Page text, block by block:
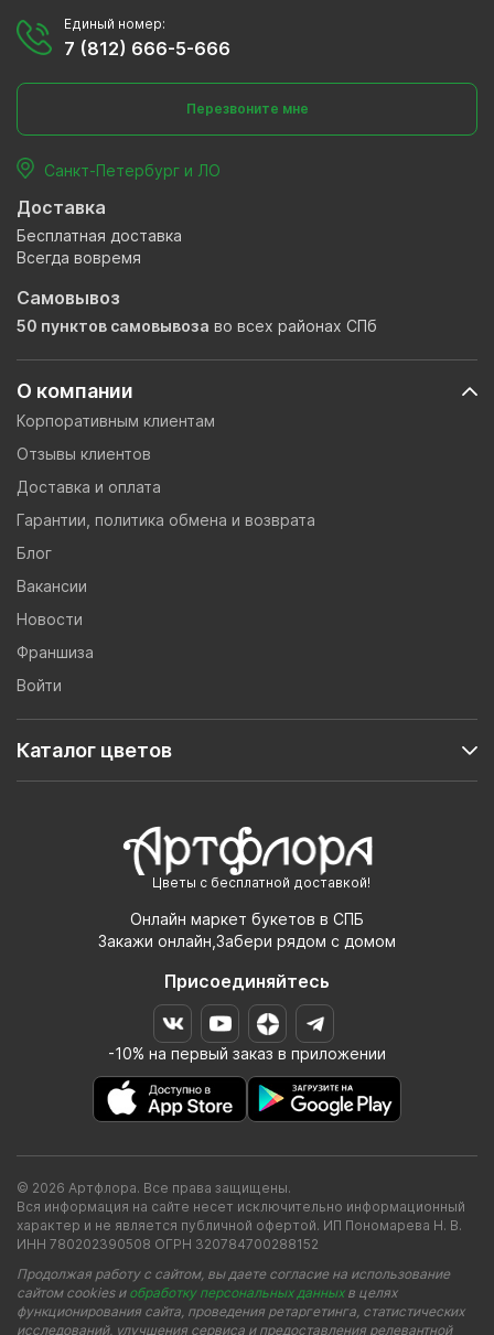
Цветы с бесплатной доставкой!
Онлайн маркет букетов в СПБ
Закажи онлайн,Забери рядом с домом
Присоединяйтесь
-10% на первый заказ в приложении
О компании
Корпоративным клиентам
Отзывы клиентов
Доставка и оплата
Гарантии, политика обмена и возврата
Блог
Вакансии
Новости
Франшиза
Войти
Каталог цветов
Единый номер:
7 (812) 666-5-666
Перезвоните мне
Санкт-Петербург и ЛО
Доставка
Бесплатная доставка
Всегда вовремя
Самовывоз
50 пунктов самовывоза во всех районах СПб
© 2026 Артфлора. Все права защищены.
Вся информация на сайте несет исключительно информационный
характер и не является публичной офертой. ИП Пономарева Н. В.
ИНН 780202390508 ОГРН 320784700288152
Продолжая работу с сайтом, вы даете согласие на использование
сайтом cookies и обработку персональных данныхв целях
функционирования сайта, проведения ретаргетинга, статистических
исследований, улучшения сервиса и предоставления релевантной